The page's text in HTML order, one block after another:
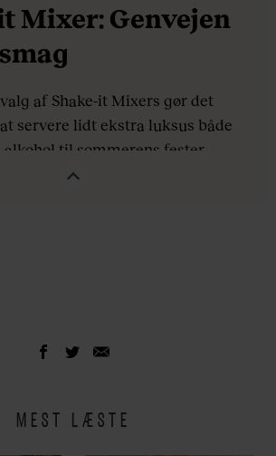
Mixer: Genvejen
af Shake-it Mixers gør det
servere lidt ekstra luksus både
alkohol til sommerens fester,
stunder. Shake-It Mixer
her
MEST LÆSTE